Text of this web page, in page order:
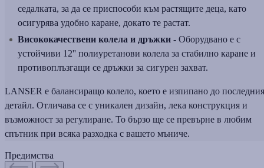
седалката, за да се приспособи към растящите деца, като
осигурява удобно каране, докато те растат.
Висококачествени колела и дръжки - Оборудвано е с
устойчиви 12'' полиуретанови колела за стабилно каране и
противоплъзгащи се дръжки за сигурен захват.
LANSER е балансиращо колело, което е изпипано до последния
детайл. Отличава се с уникален дизайн, лека конструкция и
възможност за регулиране. То бързо ще се превърне в любим
спътник при всяка разходка с вашето мъниче.
Предимства